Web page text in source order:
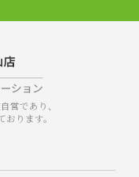
営であり、
ります。